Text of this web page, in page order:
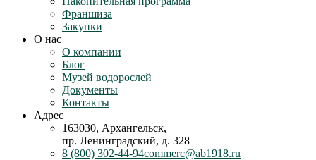
Франшиза
Закупки
О нас
О компании
Блог
Музей водорослей
Документы
Контакты
Адрес
163030, Архангельск,
пр. Ленинградский, д. 328
8 (800) 302-44-94commerc@ab1918.ru